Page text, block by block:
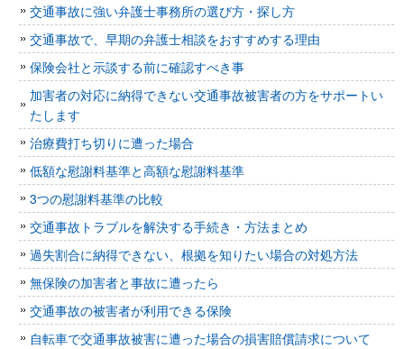
交通事故に強い弁護士事務所の選び方・探し方
交通事故で、早期の弁護士相談をおすすめする理由
保険会社と示談する前に確認すべき事
加害者の対応に納得できない交通事故被害者の方をサポートい
たします
治療費打ち切りに遭った場合
低額な慰謝料基準と高額な慰謝料基準
3つの慰謝料基準の比較
交通事故トラブルを解決する手続き・方法まとめ
過失割合に納得できない、根拠を知りたい場合の対処方法
無保険の加害者と事故に遭ったら
交通事故の被害者が利用できる保険
自転車で交通事故被害に遭った場合の損害賠償請求について